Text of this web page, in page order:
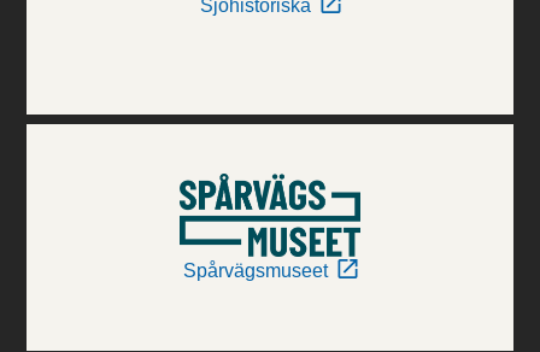
Sjöhistoriska
Spårvägsmuseet